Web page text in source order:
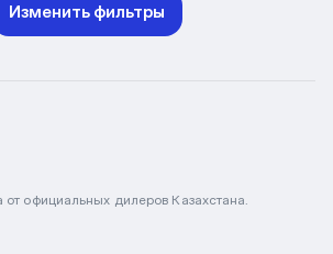
Изменить фильтры
официальных дилеров Казахстана.